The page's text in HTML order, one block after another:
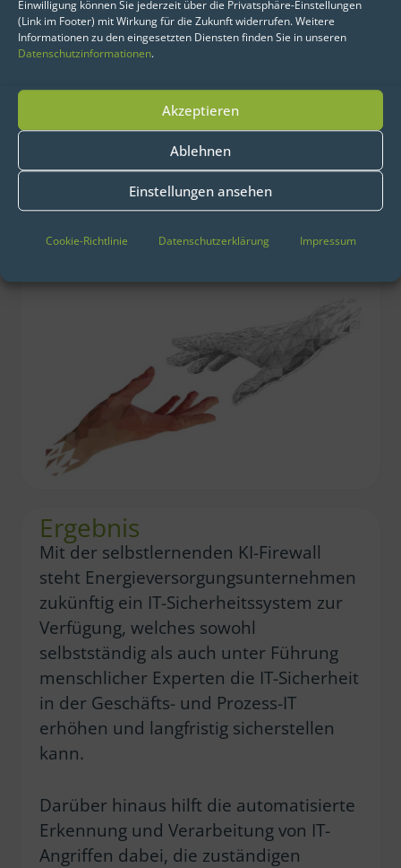
Einwilligung können Sie jederzeit über die Privatsphäre-Einstellungen
(Link im Footer) mit Wirkung für die Zukunft widerrufen. Weitere
Informationen zu den eingesetzten Diensten finden Sie in unseren
Datenschutzinformationen.
Akzeptieren
Ablehnen
Einstellungen ansehen
Cookie-Richtlinie Datenschutzerklärung Impressum
werden. So kann das tatsächliche
Gefährdungspotenzial noch besser
Um menschliche und künstliche
Intelligenz miteinander zu verbinden
und damit die Qualität der Algorithmen
kontinuierlich zu steigern, setzt eoda
Plattform.
Ergebnis
Mit der selbstlernenden KI-Firewall
steht Energieversorgungsunternehmen
zukünftig ein IT-Sicherheitssystem zur
Verfügung, welches sowohl
selbstständig als auch unter Führung
menschlicher Experten die IT-Sicherheit
in der Geschäfts- und Prozess-IT
erhöhen und langfristig sicherstellen
kann.
Darüber hinaus hilft die automatisierte
Erkennung und Verarbeitung von IT-
Angriffen dabei, die zuständigen